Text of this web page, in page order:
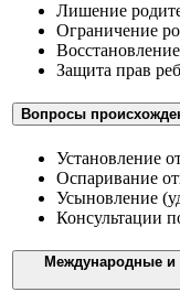
Лишение
Ограничение
Защита прав
Вопросы
Установление
Оспаривание
Усыновление
Консультации
Международные